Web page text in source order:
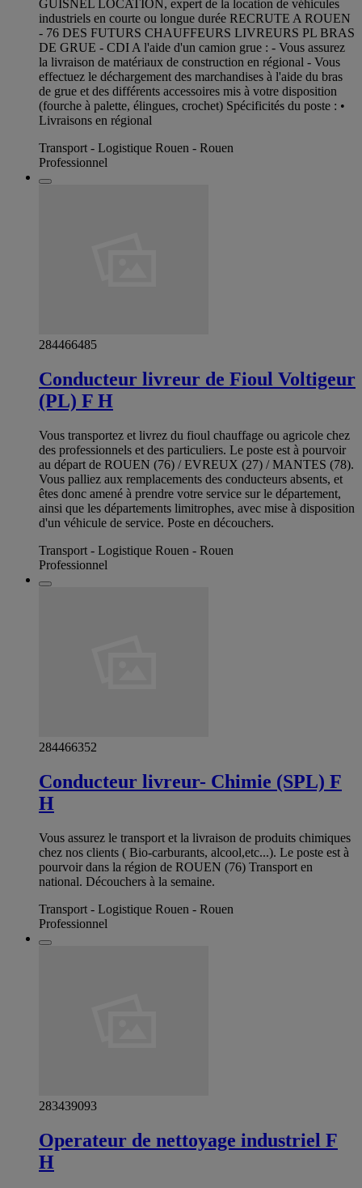
GUISNEL LOCATION, expert de la location de véhicules
industriels en courte ou longue durée RECRUTE A ROUEN
- 76 DES FUTURS CHAUFFEURS LIVREURS PL BRAS
DE GRUE - CDI A l'aide d'un camion grue : - Vous assurez
la livraison de matériaux de construction en régional - Vous
effectuez le déchargement des marchandises à l'aide du bras
de grue et des différents accessoires mis à votre disposition
(fourche à palette, élingues, crochet) Spécificités du poste : •
Livraisons en régional
Transport - Logistique Rouen - Rouen
Professionnel
284466485
Conducteur livreur de Fioul Voltigeur
(PL) F H
Vous transportez et livrez du fioul chauffage ou agricole chez
des professionnels et des particuliers. Le poste est à pourvoir
au départ de ROUEN (76) / EVREUX (27) / MANTES (78).
Vous palliez aux remplacements des conducteurs absents, et
êtes donc amené à prendre votre service sur le département,
ainsi que les départements limitrophes, avec mise à disposition
d'un véhicule de service. Poste en découchers.
Transport - Logistique Rouen - Rouen
Professionnel
284466352
Conducteur livreur- Chimie (SPL) F
H
Vous assurez le transport et la livraison de produits chimiques
chez nos clients ( Bio-carburants, alcool,etc...). Le poste est à
pourvoir dans la région de ROUEN (76) Transport en
national. Découchers à la semaine.
Transport - Logistique Rouen - Rouen
Professionnel
283439093
Operateur de nettoyage industriel F
H